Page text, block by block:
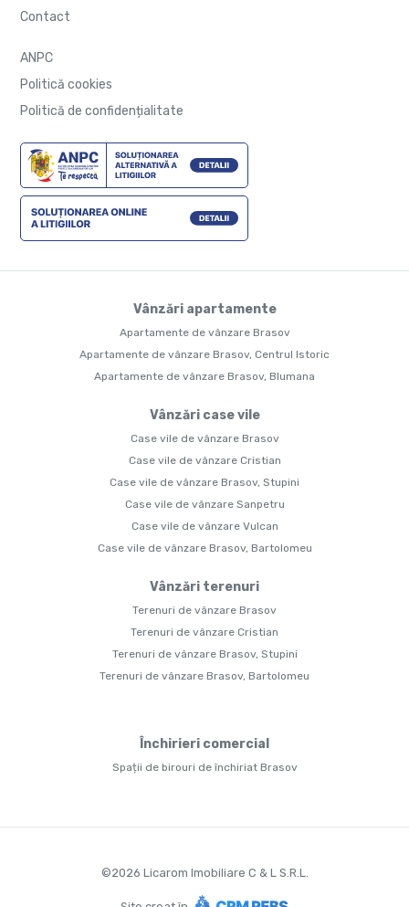
Contact
ANPC
Politică cookies
Politică de confidențialitate
Vânzări apartamente
Apartamente de vânzare Brasov
Apartamente de vânzare Brasov, Centrul Istoric
Apartamente de vânzare Brasov, Blumana
Vânzări case vile
Case vile de vânzare Brasov
Case vile de vânzare Cristian
Case vile de vânzare Brasov, Stupini
Case vile de vânzare Sanpetru
Case vile de vânzare Vulcan
Case vile de vânzare Brasov, Bartolomeu
Vânzări terenuri
Terenuri de vânzare Brasov
Terenuri de vânzare Cristian
Terenuri de vânzare Brasov, Stupini
Terenuri de vânzare Brasov, Bartolomeu
Închirieri comercial
Spații de birouri de închiriat Brasov
©2026 Licarom Imobiliare C & L S.R.L.